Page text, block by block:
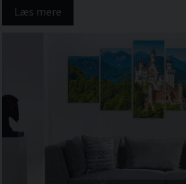
overflader og få lyddæmpende materialer.
Sådan fungerer
praksis
Rumdelere placeres fritstående der, hvor lyden
eksempel mellem arbejdsområder, mødelokaler
hvilket gør dem særligt effektive i større og åbne
Læs mere